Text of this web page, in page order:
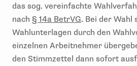
das sog. vereinfachte
nach § 14a BetrVG. Bei der Wahl
Wahlunterlagen durch den
einzelnen Arbeitnehmer
den Stimmzettel dann sofort